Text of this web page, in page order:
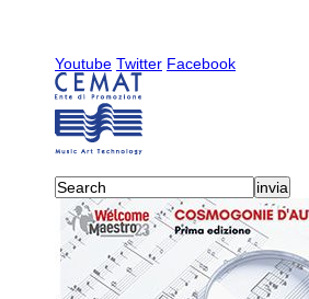
Youtube Twitter Facebook